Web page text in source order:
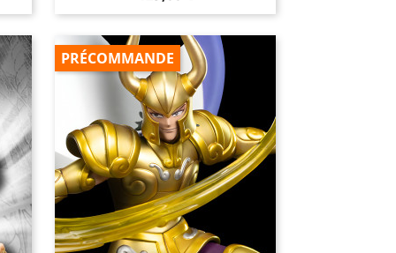
PRÉCOMMANDE